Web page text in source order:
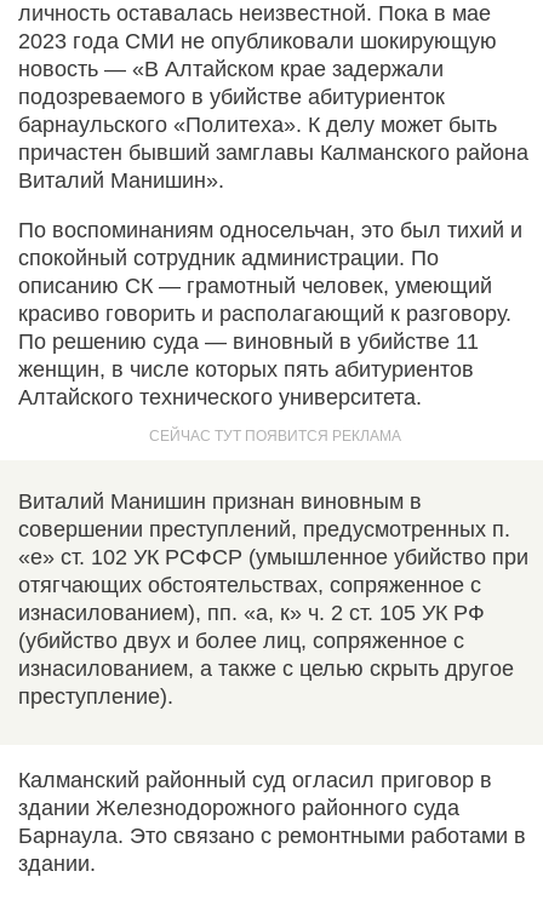
личность оставалась неизвестной. Пока в мае
2023 года СМИ не опубликовали шокирующую
новость — «В Алтайском крае задержали
подозреваемого в убийстве абитуриенток
барнаульского «Политеха». К делу может быть
причастен бывший замглавы Калманского района
Виталий Манишин».
По воспоминаниям односельчан, это был тихий и
спокойный сотрудник администрации. По
описанию СК — грамотный человек, умеющий
красиво говорить и располагающий к разговору.
По решению суда — виновный в убийстве 11
женщин, в числе которых пять абитуриентов
Алтайского технического университета.
Виталий Манишин признан виновным в
совершении преступлений, предусмотренных п.
«е» ст. 102 УК РСФСР (умышленное убийство при
отягчающих обстоятельствах, сопряженное с
изнасилованием), пп. «а, к» ч. 2 ст. 105 УК РФ
(убийство двух и более лиц, сопряженное с
изнасилованием, а также с целью скрыть другое
преступление).
Калманский районный суд огласил приговор в
здании Железнодорожного районного суда
Барнаула. Это связано с ремонтными работами в
здании.